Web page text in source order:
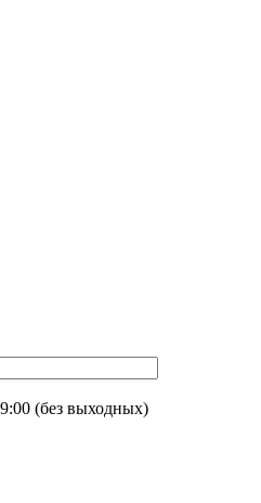
(без выходных)